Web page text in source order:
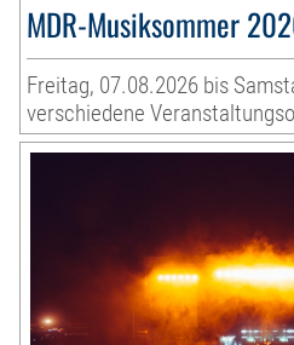
MDR-Musiksommer
Freitag, 07.08.2026 bis
verschiedene